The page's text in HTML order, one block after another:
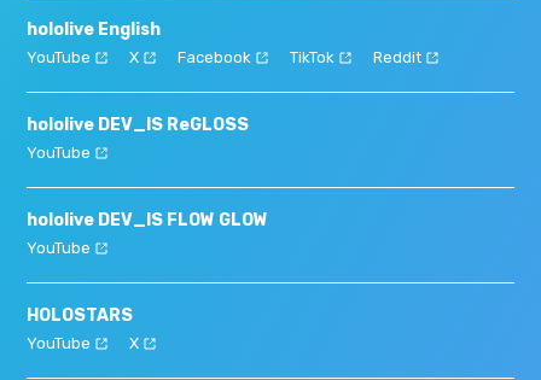
hololive English
YouTube X Facebook TikTok Reddit
hololive DEV_IS ReGLOSS
YouTube
hololive DEV_IS FLOW GLOW
YouTube
HOLOSTARS
YouTube X